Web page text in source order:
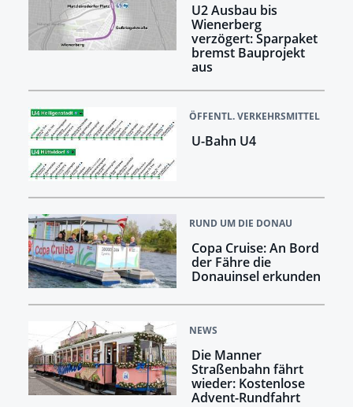
U2 Ausbau bis
Wienerberg
verzögert: Sparpaket
bremst Bauprojekt
aus
ÖFFENTL. VERKEHRSMITTEL
U-Bahn U4
RUND UM DIE DONAU
Copa Cruise: An Bord
der Fähre die
Donauinsel erkunden
NEWS
Die Manner
Straßenbahn fährt
wieder: Kostenlose
Advent-Rundfahrt